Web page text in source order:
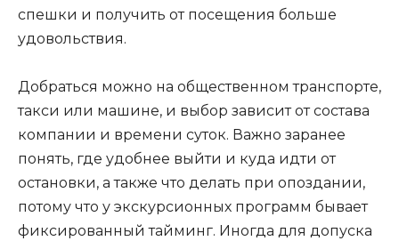
спешки и получить от посещения больше
удовольствия.
Добраться можно на общественном транспорте,
такси или машине, и выбор зависит от состава
компании и времени суток. Важно заранее
понять, где удобнее выйти и куда идти от
остановки, а также что делать при опоздании,
потому что у экскурсионных программ бывает
фиксированный тайминг. Иногда для допуска